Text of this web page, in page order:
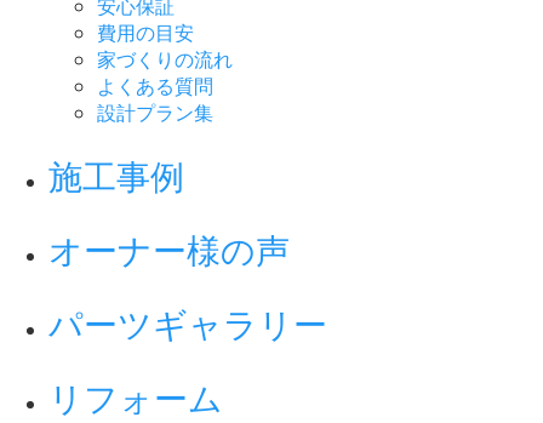
安心保証
費用の目安
家づくりの流れ
よくある質問
設計プラン集
施工事例
オーナー様の声
パーツギャラリー
リフォーム